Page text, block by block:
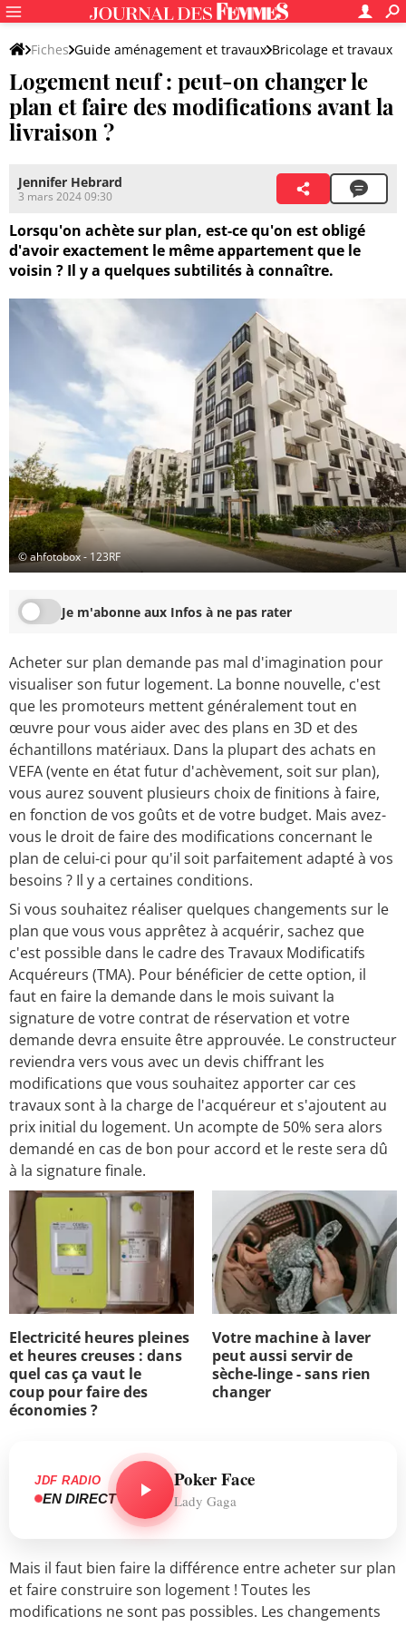
Fiches Guide aménagement et travaux Bricolage et travaux
Travaux Gros travaux
Logement neuf : peut-on changer le
plan et faire des modifications avant la
livraison ?
Jennifer Hebrard
3 mars 2024 09:30
Lorsqu'on achète sur plan, est-ce qu'on est obligé
d'avoir exactement le même appartement que le
voisin ? Il y a quelques subtilités à connaître.
© ahfotobox - 123RF
Je m'abonne aux Infos à ne pas rater
Acheter sur plan demande pas mal d'imagination pour
visualiser son futur logement. La bonne nouvelle, c'est
que les promoteurs mettent généralement tout en
œuvre pour vous aider avec des plans en 3D et des
échantillons matériaux. Dans la plupart des achats en
VEFA (vente en état futur d'achèvement, soit sur plan),
vous aurez souvent plusieurs choix de finitions à faire,
en fonction de vos goûts et de votre budget. Mais avez-
vous le droit de faire des modifications concernant le
plan de celui-ci pour qu'il soit parfaitement adapté à vos
besoins ? Il y a certaines conditions.
Si vous souhaitez réaliser quelques changements sur le
plan que vous vous apprêtez à acquérir, sachez que
c'est possible dans le cadre des Travaux Modificatifs
Acquéreurs (TMA). Pour bénéficier de cette option, il
faut en faire la demande dans le mois suivant la
signature de votre contrat de réservation et votre
demande devra ensuite être approuvée. Le constructeur
reviendra vers vous avec un devis chiffrant les
modifications que vous souhaitez apporter car ces
travaux sont à la charge de l'acquéreur et s'ajoutent au
prix initial du logement. Un acompte de 50% sera alors
demandé en cas de bon pour accord et le reste sera dû
à la signature finale.
Electricité heures pleines
et heures creuses : dans
quel cas ça vaut le
coup pour faire des
économies ?
Votre machine à laver
peut aussi servir de
sèche-linge - sans rien
changer
JDF RADIO
EN DIRECT
Poker Face
Lady Gaga
Mais il faut bien faire la différence entre acheter sur plan
et faire construire son logement ! Toutes les
modifications ne sont pas possibles. Les changements